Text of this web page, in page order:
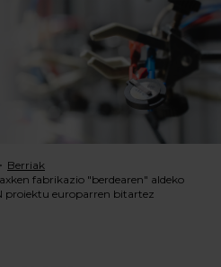
Berriak
fabrikazio "berdearen" aldeko
proiektu europarren bitartez